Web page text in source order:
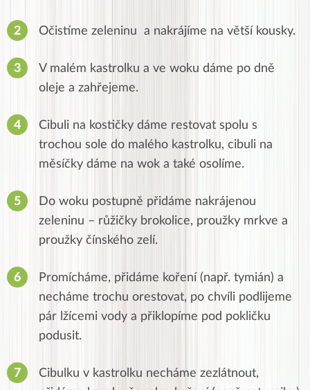
Očistíme zeleninu a nakrájíme na větší kousky.
V malém kastrolku a ve woku dáme po dně
oleje a zahřejeme.
Cibuli na kostičky dáme restovat spolu s
trochou sole do malého kastrolku, cibuli na
měsíčky dáme na wok a také osolíme.
Do woku postupně přidáme nakrájenou
zeleninu – růžičky brokolice, proužky mrkve a
proužky čínského zelí.
Promícháme, přidáme koření (např. tymián) a
necháme trochu orestovat, po chvíli podlijeme
pár lžícemi vody a přiklopíme pod pokličku
podusit.
Cibulku v kastrolku necháme zezlátnout,